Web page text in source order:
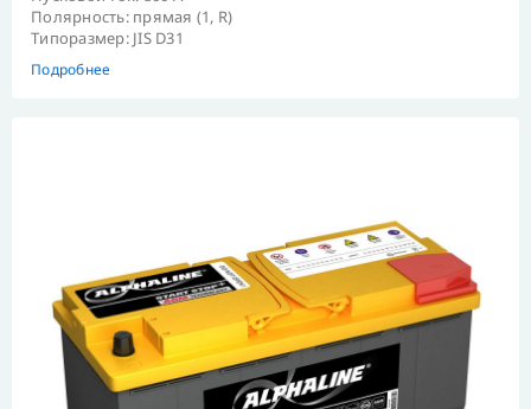
Полярность: прямая (1, R)
Типоразмер: JIS D31
Подробнее